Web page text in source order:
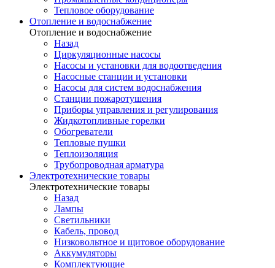
Тепловое оборудование
Отопление и водоснабжение
Отопление и водоснабжение
Назад
Циркуляционные насосы
Насосы и установки для водоотведения
Насосные станции и установки
Насосы для систем водоснабжения
Станции пожаротушения
Приборы управления и регулирования
Жидкотопливные горелки
Обогреватели
Тепловые пушки
Теплоизоляция
Трубопроводная арматура
Электротехнические товары
Электротехнические товары
Назад
Лампы
Светильники
Кабель, провод
Низковольтное и щитовое оборудование
Аккумуляторы
Комплектующие